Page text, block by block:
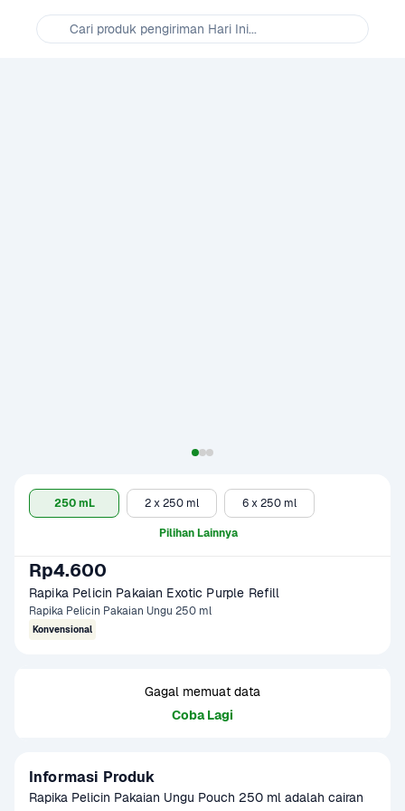
250 mL 2 x 250 ml 6 x 250 ml
Pilihan Lainnya
Rp4.600
Rapika Pelicin Pakaian Exotic Purple Refill
Rapika Pelicin Pakaian Ungu 250 ml
Konvensional
Gagal memuat data
Coba Lagi
Informasi Produk
Rapika Pelicin Pakaian Ungu Pouch 250 ml adalah cairan
Cari produk pengiriman Hari Ini...